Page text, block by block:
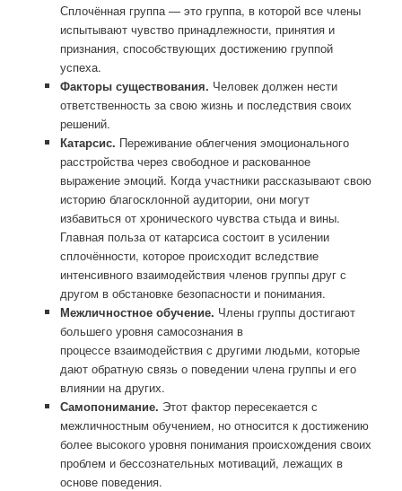
Сплочённая группа — это группа, в которой все члены
испытывают чувство принадлежности, принятия и
признания, способствующих достижению группой
успеха.
Факторы существования. Человек должен нести
ответственность за свою жизнь и последствия своих
решений.
Катарсис. Переживание облегчения эмоционального
расстройства через свободное и раскованное
выражение эмоций. Когда участники рассказывают свою
историю благосклонной аудитории, они могут
избавиться от хронического чувства стыда и вины.
Главная польза от катарсиса состоит в усилении
сплочённости, которое происходит вследствие
интенсивного взаимодействия членов группы друг с
другом в обстановке безопасности и понимания.
Межличностное обучение. Члены группы достигают
большего уровня самосознания в
процессе взаимодействия с другими людьми, которые
дают обратную связь о поведении члена группы и его
влиянии на других.
Самопонимание. Этот фактор пересекается с
межличностным обучением, но относится к достижению
более высокого уровня понимания происхождения своих
проблем и бессознательных мотиваций, лежащих в
основе поведения.